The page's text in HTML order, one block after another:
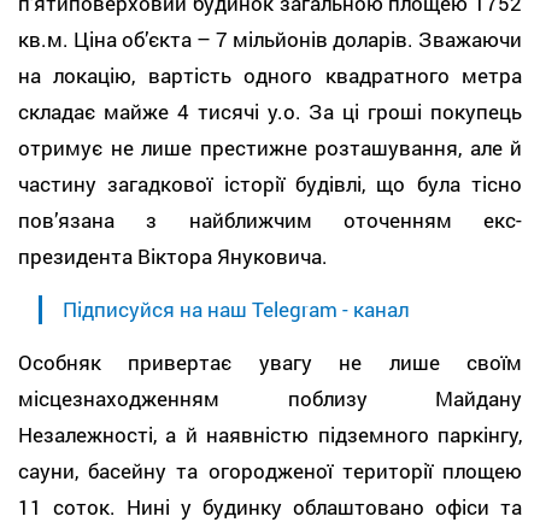
кв.м. Ціна об’єкта – 7 мільйонів доларів. Зважаючи
на локацію, вартість одного квадратного метра
складає майже 4 тисячі у.о. За ці гроші покупець
отримує не лише престижне розташування, але й
частину загадкової історії будівлі, що була тісно
пов’язана з найближчим оточенням екс-
президента Віктора Януковича.
Підписуйся на наш Telegram - канал
Особняк привертає увагу не лише своїм
місцезнаходженням поблизу Майдану
Незалежності, а й наявністю підземного паркінгу,
сауни, басейну та огородженої території площею
11 соток. Нині у будинку облаштовано офіси та